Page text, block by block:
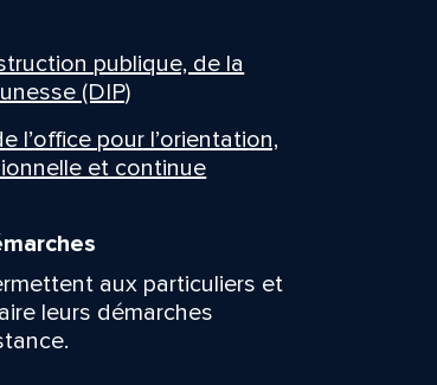
publique, de la
(DIP)
l’office pour l’orientation,
et continue
aux particuliers et
leurs démarches